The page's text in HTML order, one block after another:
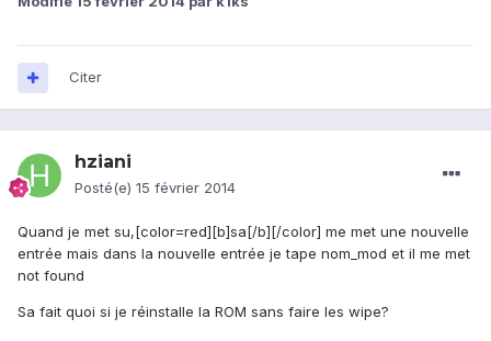
Citer
hziani
Posté(e) 15 février 2014
Quand je met su,[color=red][b]sa[/b][/color] me met une nouvelle
entrée mais dans la nouvelle entrée je tape nom_mod et il me met
not found
Sa fait quoi si je réinstalle la ROM sans faire les wipe?